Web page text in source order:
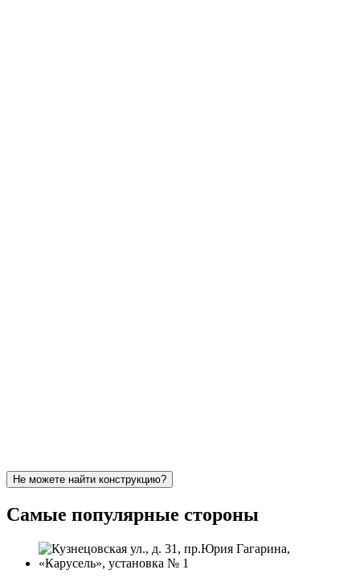
Не можете найти конструкцию?
Самые популярные стороны